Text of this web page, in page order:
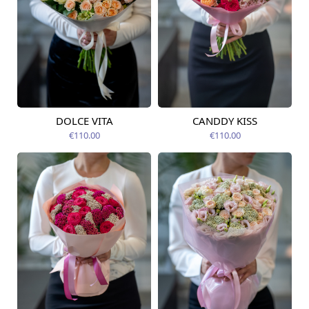
Pieejams šodien
DOLCE VITA
€110.00
Pieejams šodien
CANDDY KISS
€110.00